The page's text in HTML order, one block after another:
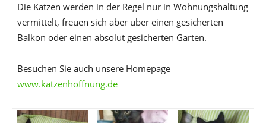
Die Katzen werden in der Regel nur in Wohnungshaltung
vermittelt, freuen sich aber über einen gesicherten
Balkon oder einen absolut gesicherten Garten.
Besuchen Sie auch unsere Homepage
www.katzenhoffnung.de